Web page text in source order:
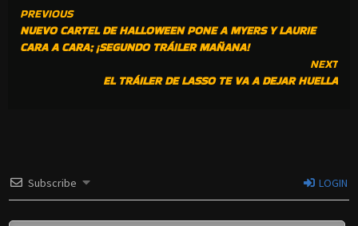
CONTINUE
READING
PREVIOUS
NUEVO CARTEL DE HALLOWEEN PONE A MYERS Y LAURIE
CARA A CARA; ¡SEGUNDO TRÁILER MAÑANA!
NEXT
EL TRÁILER DE LASSO TE VA A DEJAR HUELLA
Subscribe LOGIN